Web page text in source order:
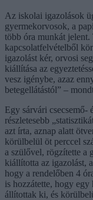
Az iskolai igazolások
gyermekorvosok, a
több óra munkát
kapcsolatfelvételből
igazolást kér, orvosi
kiállítása az
vesz igénybe, azaz
betegellátástól” –
Egy sárvári csecsemő-
részletesebb
azt írta, aznap alatt
körülbelül öt perccel
a szülővel, rögzítette a
kiállította az igazolást,
hogy a rendelőben 4
is hozzátette, hogy
állítottak ki, és